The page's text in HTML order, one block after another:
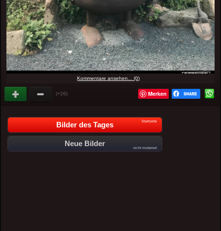
Kommentare ansehen... (0)
(+26) Merken
Bilder des Tages Startseite
Neue Bilder
nicht moderiert